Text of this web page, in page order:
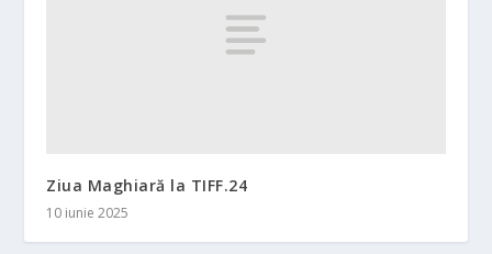
Ziua Maghiară la TIFF.24
10 iunie 2025